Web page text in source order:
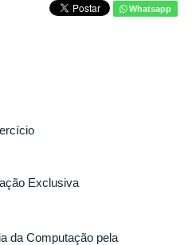
Whatsapp
Exclusiva
da Computação pela